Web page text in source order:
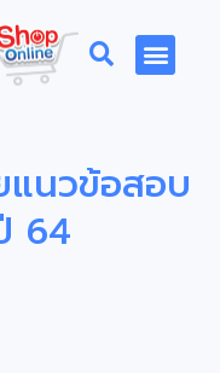
แนวข้อสอบ
64